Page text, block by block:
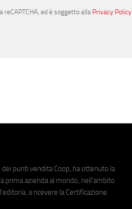
ed è soggetto alla Privacy Policy
dei punti vendita Coop, ha ottenuto la
prima azienda al mondo, nell'ambito
a ricevere la Certificazione